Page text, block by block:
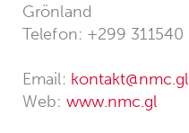
Grönland
Telefon: +299 311540
Email: kontakt@nmc.gl
Web: www.nmc.gl